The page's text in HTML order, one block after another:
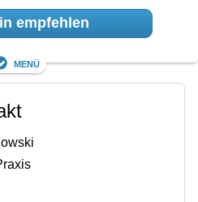
empfehlen
Menü